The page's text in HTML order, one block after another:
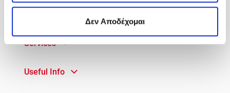
Δεν Αποδέχομαι
Services
Useful Info